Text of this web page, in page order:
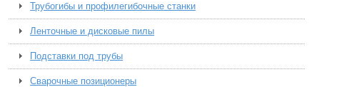
Трубогибы и профилегибочные станки
Ленточные и дисковые пилы
Подставки под трубы
Сварочные позиционеры